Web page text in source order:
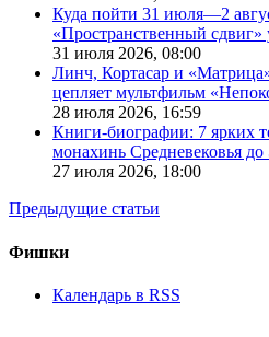
Куда пойти 31 июля—2
«Пространственный
31 июля 2026, 08:00
Линч, Кортасар и
цепляет мультфильм
28 июля 2026, 16:59
Книги-биографии: 7 ярких
монахинь Средневековья
27 июля 2026, 18:00
Предыдущие статьи
Фишки
Календарь в RSS